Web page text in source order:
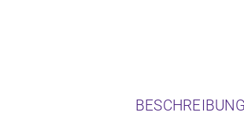
BESCHREIBUNG